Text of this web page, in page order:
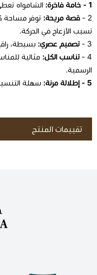
1 - خامة فاخرة:
الشامواه
2 -
قصة مريحة: توفر مساحة
تسبب الأزعاج في الحركة.
3 -
تصميم عصري: بسيطة،
4 -
تناسب الكل: مثالية
الرسمية.
5 - إطلالة مرنة:
سهلة
تقييمات المنتج